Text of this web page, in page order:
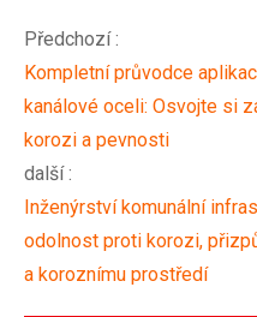
Předchozí :
Kompletní průvodce
kanálové oceli: Osvojte si
korozi a pevnosti
další :
Inženýrství komunální
odolnost proti korozi,
a koroznímu prostředí